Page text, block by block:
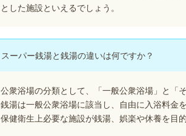
とした施設といえるでしょう。
スーパー銭湯と銭湯の違いは何ですか？
公衆浴場の分類として、「一般公衆浴場」と「
銭湯は一般公衆浴場に該当し、自由に入浴料金
保健衛生上必要な施設が銭湯、娯楽や休養を目